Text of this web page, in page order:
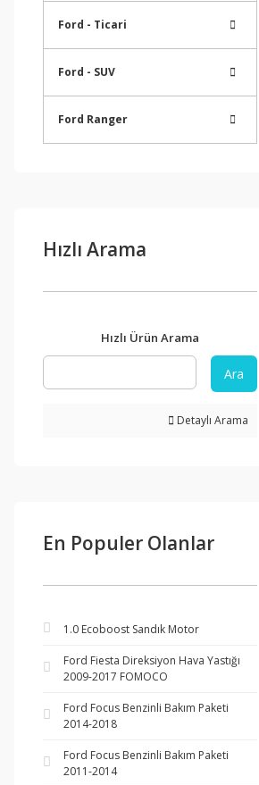
Ford - Ticari
Ford - SUV
Ford Ranger
Hızlı Arama
Hızlı Ürün Arama
Ara
Detaylı Arama
En Populer Olanlar
1.0 Ecoboost Sandık Motor
Ford Fiesta Direksiyon Hava Yastığı
2009-2017 FOMOCO
Ford Focus Benzinli Bakım Paketi
2014-2018
Ford Focus Benzinli Bakım Paketi
2011-2014